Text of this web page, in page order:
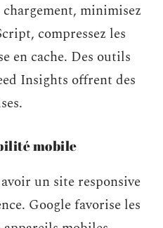
minimisez
compressez les
en cache. Des outils
Insights offrent des
mobile
un site responsive
Google favorise les